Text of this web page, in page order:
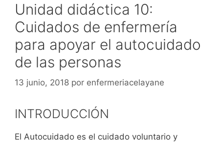
Unidad didáctica 10:
Cuidados de enfermería
para apoyar el autocuidado
de las personas
13 junio, 2018 por enfermeriacelayane
INTRODUCCIÓN
El Autocuidado es el cuidado voluntario y